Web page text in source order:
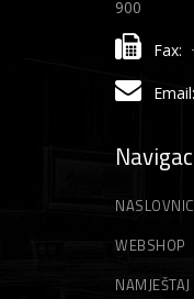
900
Fax:
Email:
WEBSHOP